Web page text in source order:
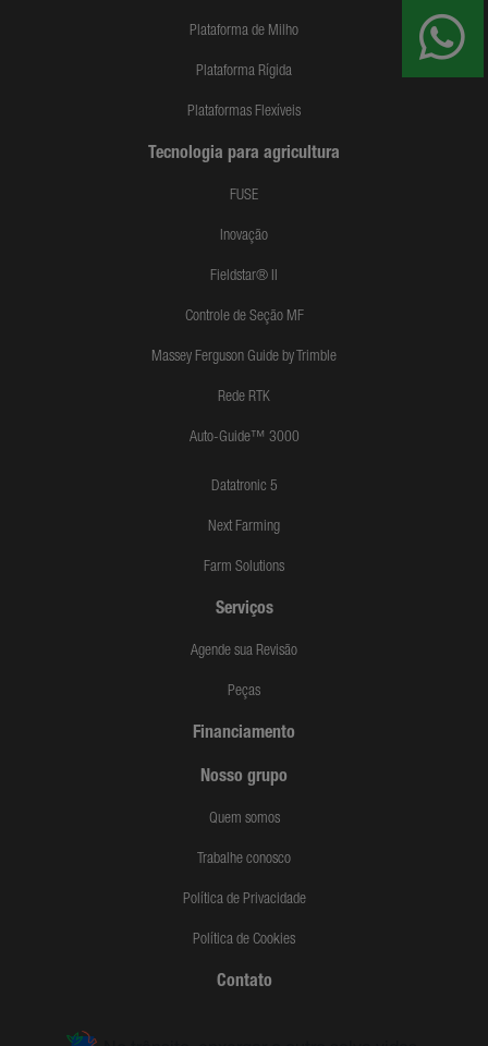
Plataforma de Milho
Plataforma Rígida
Plataformas Flexíveis
Tecnologia para agricultura
FUSE
Inovação
Fieldstar® II
Controle de Seção MF
Massey Ferguson Guide by Trimble
Rede RTK
Auto-Guide™ 3000
Datatronic 5
Next Farming
Farm Solutions
Serviços
Agende sua Revisão
Peças
Financiamento
Nosso grupo
Quem somos
Trabalhe conosco
Política de Privacidade
Política de Cookies
Contato